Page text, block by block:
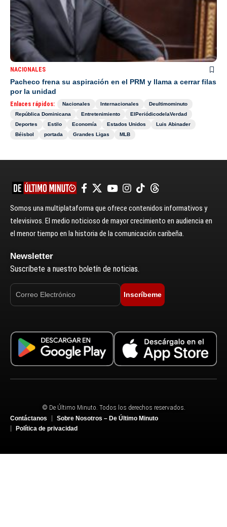
NACIONALES
Pacheco frena su aspiración en el PRM y llama a cerrar filas
por la unidad
Enlaces rápidos: Nacionales Internacionales
Deultimominuto
República Dominicana
Entretenimiento
ElPeriódicodelaVerdad
Deportes
Estilo Economía Estados Unidos
Luis Abinader
Béisbol
portada Grandes Ligas MLB
Somos una multiplataforma que ofrece contenidos informativos y
televisivos. El medio noticioso de mayor crecimiento en audiencia en
el menor tiempo en la historia de la comunicación caribeña.
Newsletter
Suscríbete a nuestro boletín de noticias.
Inscríbeme
© De Último Minuto. Todos los derechos reservados.
Contáctanos
Sobre Nosotros – De Último Minuto
Política de privacidad